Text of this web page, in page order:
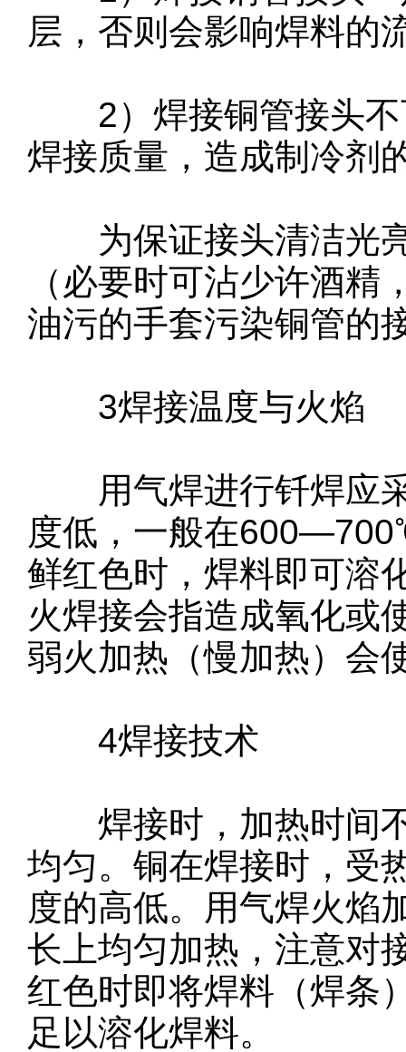
层，否则会影响焊料的
2）焊接铜管接头不
焊接质量，造成制冷剂
为保证接头清洁光亮
（必要时可沾少许酒
油污的手套污染铜管的
3焊接温度与火焰
用气焊进行钎焊应采
度低，一般在
鲜红色时，焊料即可溶
火焊接会指造成氧化或
弱火加热（慢加热）会
4焊接技术
焊接时，加热时间不
均匀。铜在焊接时，受
度的高低。用气焊火焰
长上均匀加热，注意对
红色时即将焊料（焊条
足以溶化焊料。